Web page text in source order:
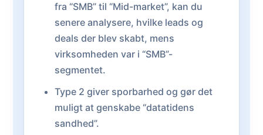
fra “SMB” til “Mid-market”, kan du
senere analysere, hvilke leads og
deals der blev skabt, mens
virksomheden var i “SMB”-
segmentet.
Type 2 giver sporbarhed og gør det
muligt at genskabe “datatidens
sandhed”.